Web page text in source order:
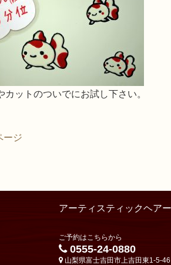
カットのついでにお試し下さい。
ージ
アーティスティックヘア
ご予約はこちらから
0555-24-0880
山梨県富士吉田市上吉田東1-5-46